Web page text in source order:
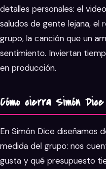
detalles personales: el
saludos de gente lejana, el
grupo, la canción que un
sentimiento. Inviertan
en producción.
Cómo cierra Simón Dice
En Simón Dice diseñamos
medida del grupo: nos
gusta y qué presupuesto